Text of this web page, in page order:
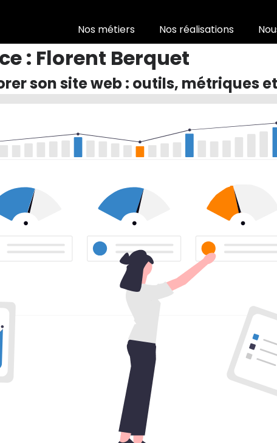
Nos métiers Nos réalisations
: Florent Berquet
son site web : outils, métriques